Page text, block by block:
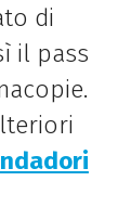
di
il pass